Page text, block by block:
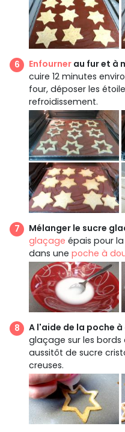
Enfourner au fur et à
cuire 12 minutes
four, déposer les
refroidissement.
Mélanger le sucre
glaçage épais pour
dans une poche à
A l'aide de la poche
glaçage sur les bords
aussitôt de sucre
creuses.